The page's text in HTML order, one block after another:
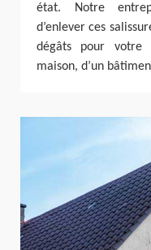
état. Notre
d’enlever ces
dégâts pour votre
maison, d’un